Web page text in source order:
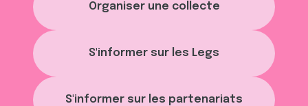
Organiser une collecte
S'informer sur les Legs
S'informer sur les partenariats